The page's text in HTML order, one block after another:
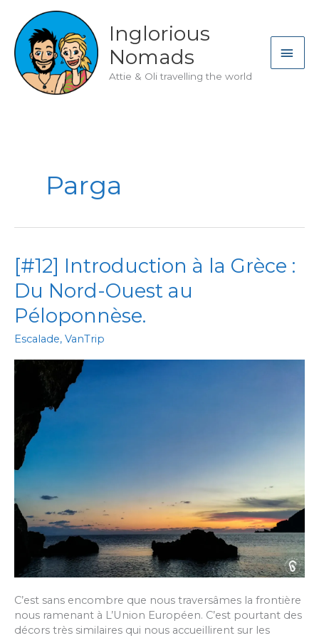
content
Inglorious
Nomads
Attie & Oli travelling the world
Parga
[#12] Introduction à la Grèce :
Du Nord-Ouest au
Péloponnèse.
Escalade, VanTrip
C’est sans encombre que nous traversâmes la frontière
nous ramenant à L’Union Européen. C’est pourtant des
décors très similaires qui nous accueillirent sur les